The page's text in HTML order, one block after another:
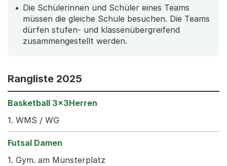
Die Schülerinnen und Schüler eines Teams
müssen die gleiche Schule besuchen. Die Teams
dürfen stufen- und klassenübergreifend
zusammengestellt werden.
Rangliste 2025
1. WMS / WG
1. Gym. am Münsterplatz